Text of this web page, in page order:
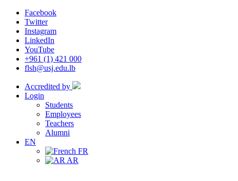
Facebook
Twitter
Instagram
LinkedIn
YouTube
+961 (1) 421 000
flsh@usj.edu.lb
Accredited by
Login
Students
Employees
Teachers
Alumni
EN
FR
AR